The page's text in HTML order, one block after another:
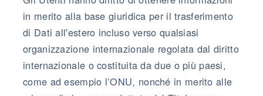
in merito alla base giuridica per il trasferimento
di Dati all'estero incluso verso qualsiasi
organizzazione internazionale regolata dal diritto
internazionale o costituita da due o più paesi,
come ad esempio l’ONU, nonché in merito alle